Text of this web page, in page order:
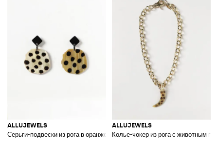
ALLUJEWELS
Серьги-подвески из рога в оранжевый горошек
ALLUJEWELS
Колье-чокер из рога с животным